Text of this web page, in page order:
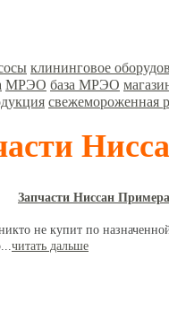
клининговое
МРЭО база МРЭО
свежемороженная
Запчасти Ниссан Примера
не купит по
читать дальше